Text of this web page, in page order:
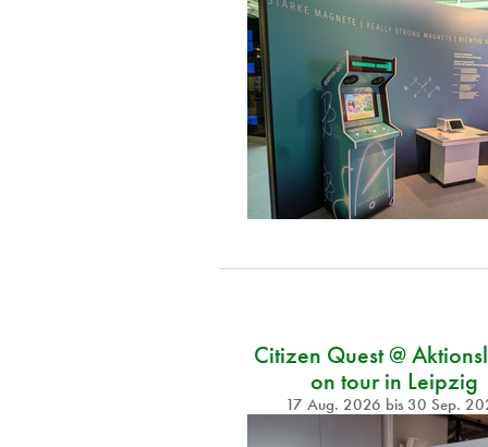
Citizen Quest @
on tour in Leipzig
17 Aug. 2026 bis 30 Sep.